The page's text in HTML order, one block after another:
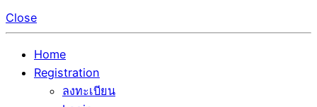
Close
Home
Registration
ลงทะเบียน